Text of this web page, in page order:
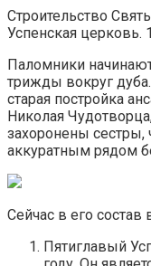
Строительство
Успенская церковь.
Паломники
трижды вокруг
старая постройка
Николая
захоронены
аккуратным рядом
Сейчас в его
Пятиглавый